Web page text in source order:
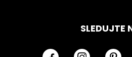
SLEDUJTE